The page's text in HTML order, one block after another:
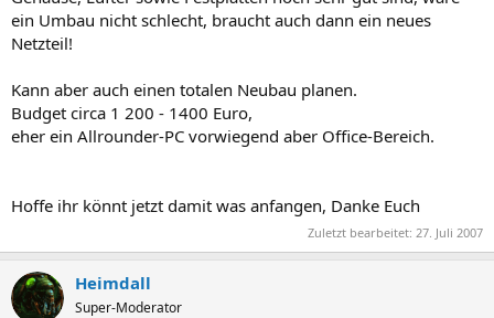
ein Umbau nicht schlecht, braucht auch dann ein neues
Netzteil!
Kann aber auch einen totalen Neubau planen.
Budget circa 1 200 - 1400 Euro,
eher ein Allrounder-PC vorwiegend aber Office-Bereich.
Hoffe ihr könnt jetzt damit was anfangen, Danke Euch
Zuletzt bearbeitet: 27. Juli 2007
Heimdall
Super-Moderator